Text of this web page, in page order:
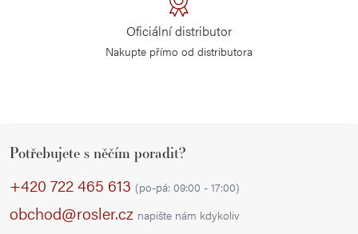
Oficiální distributor
Nakupte přímo od distributora
Potřebujete s něčím poradit?
+420 722 465 613 (po-pá: 09:00 - 17:00)
obchod@rosler.cz napište nám kdykoliv